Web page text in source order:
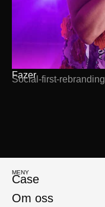
Fazer
Social-first-rebranding
MENY
Case
Om oss